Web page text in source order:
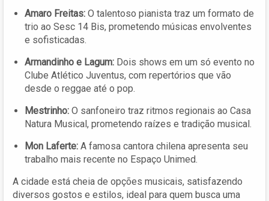
Amaro Freitas: O talentoso pianista traz um formato de
trio ao Sesc 14 Bis, prometendo músicas envolventes
e sofisticadas.
Armandinho e Lagum: Dois shows em um só evento no
Clube Atlético Juventus, com repertórios que vão
desde o reggae até o pop.
Mestrinho: O sanfoneiro traz ritmos regionais ao Casa
Natura Musical, prometendo raízes e tradição musical.
Mon Laferte: A famosa cantora chilena apresenta seu
trabalho mais recente no Espaço Unimed.
A cidade está cheia de opções musicais, satisfazendo
diversos gostos e estilos, ideal para quem busca uma